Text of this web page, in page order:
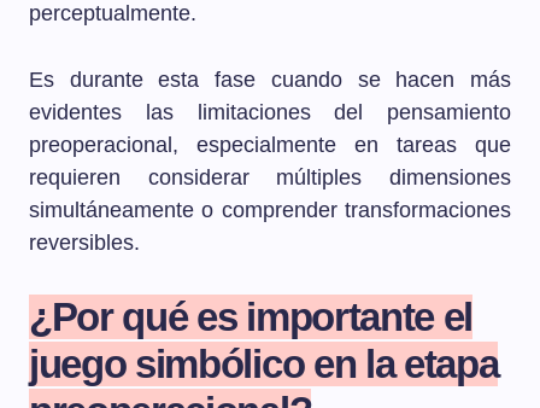
perceptualmente.
Es durante esta fase cuando se hacen más
evidentes las limitaciones del pensamiento
preoperacional, especialmente en tareas que
requieren considerar múltiples dimensiones
simultáneamente o comprender transformaciones
reversibles.
¿Por qué es importante el
juego simbólico en la etapa